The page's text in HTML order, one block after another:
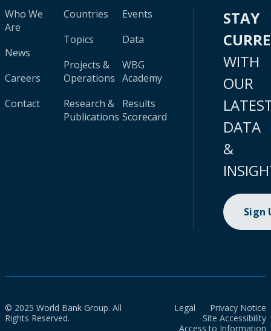
Who We
Are
News
Careers
Contact
Countries
Topics
Projects &
Operations
Research &
Publications
Events
Data
WBG
Academy
Results
Scorecard
STAY
WITH
OUR
DATA
&
Sign
© 2025 World Bank Group. All
Rights Reserved.
Legal
Privacy Notice
Site Accessibility
Access to Information